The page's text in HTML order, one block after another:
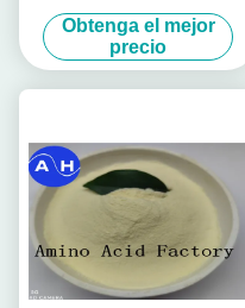
hidrolizado el 80% extraído
del bolso 50lb de los
pescados de bacalao (15-1-
1)
Obtenga el mejor
precio